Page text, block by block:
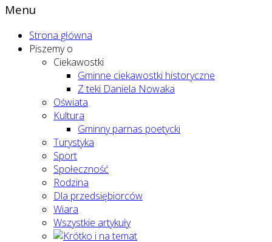
Menu
Strona główna
Piszemy o
Ciekawostki
Gminne ciekawostki historyczne
Z teki Daniela Nowaka
Oświata
Kultura
Gminny parnas poetycki
Turystyka
Sport
Społeczność
Rodzina
Dla przedsiębiorców
Wiara
Wszystkie artykuły